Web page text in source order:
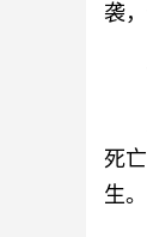
袭
死
生。